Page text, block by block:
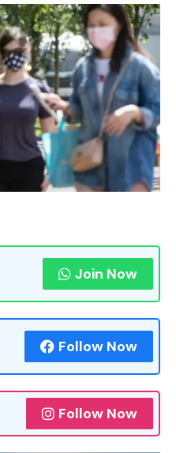
Join Now
Follow Now
Follow Now